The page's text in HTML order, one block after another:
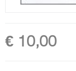
€ 10,00